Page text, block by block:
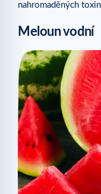
nahromaděných
Meloun vodní